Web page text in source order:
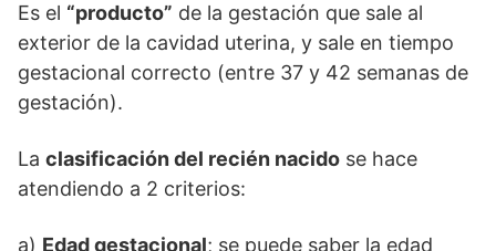
Es el “producto” de la gestación que sale al
exterior de la cavidad uterina, y sale en tiempo
gestacional correcto (entre 37 y 42 semanas de
gestación).
La clasificación del recién nacido se hace
atendiendo a 2 criterios:
a) Edad gestacional; se puede saber la edad